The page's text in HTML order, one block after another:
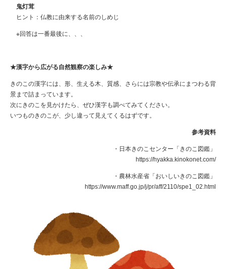
鬼灯茸
ヒント：仏教に由来する名前のしめじ
※回答は一番最後に、、、
★漢字から広がる自然観察の楽しみ★
きのこの漢字には、形、生える木、質感、さらには宗教や伝承にまつわる背
景まで詰まっています。
次にきのこを見かけたら、ぜひ漢字も調べてみてください。
いつものきのこが、少し違って見えてくるはずです。
参考資料
・日本きのこセンター「きのこ図鑑」
https://hyakka.kinokonet.com/
・農林水産省「おいしいきのこ図鑑」
https://www.maff.go.jp/j/pr/aff/2110/spe1_02.html